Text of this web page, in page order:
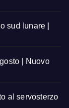
sud lunare |
| Nuovo
al servosterzo